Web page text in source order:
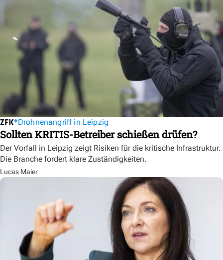
Drohnenangriff in Leipzig
Sollten KRITIS-Betreiber schießen drüfen?
Der Vorfall in Leipzig zeigt Risiken für die kritische Infrastruktur.
Die Branche fordert klare Zuständigkeiten.
Lucas Maier